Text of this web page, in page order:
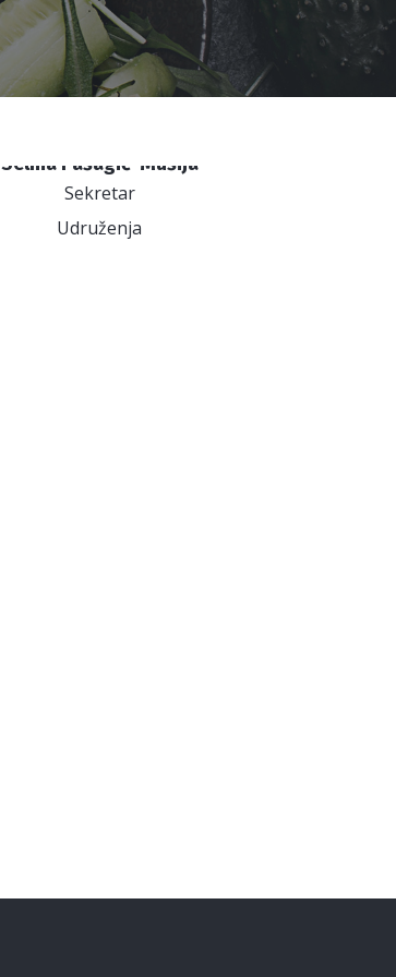
Selma Pašagić-Mušija
Sekretar
Udruženja